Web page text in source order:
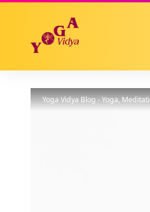
Yoga Vidya Blog - Yoga,